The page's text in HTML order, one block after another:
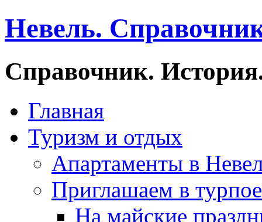
Невель.
Справочник.
Главная
Туризм и отдых
Апартаменты в
Приглашаем в
На майские